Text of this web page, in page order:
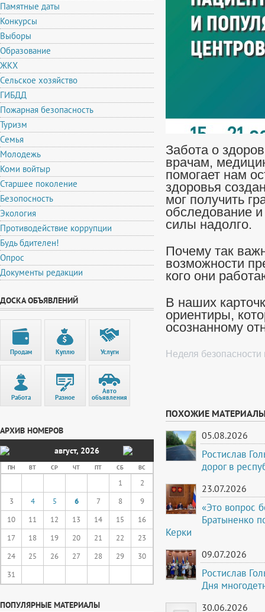
Памятные даты
Конкурсы
Выборы
Образование
ЖКХ
Сельское хозяйство
ГИБДД
Пожарная безопасность
Туризм
Семья
Молодежь
Коми войтыр
Старшее поколение
Безопосность
Экология
Противодействие коррупции
Будь бдителен!
Опрос
Документы редакции
ДОСКА ОБЪЯВЛЕНИЙ
Продам Куплю Услуги
Работа Разное
Авто
объявления
АРХИВ НОМЕРОВ
август, 2026
ПН ВТ СР ЧТ ПТ СБ ВС
1
2
3
4 5 6 7 8
9
10
11 12 13 14 15
16
17
18 19 20 21 22
23
24
25 26 27 28 29
30
31
ПОПУЛЯРНЫЕ МАТЕРИАЛЫ
Забота о
врачам,
помогает нам
здоровья
мог получить
обследование и
силы надолго.
Почему так
возможности
кого они
В наших
ориентиры,
осознанному
Неделя
ПОХОЖИЕ
05.08.2026
Ростислав
дорог в
23.07.2026
«Это вопрос
Братыненко
Керки
09.07.2026
Ростислав
Дня
30.06.2026